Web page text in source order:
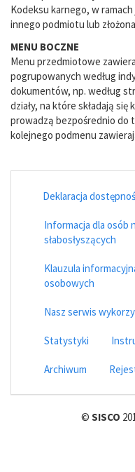
Kodeksu karnego, w
innego podmiotu lub
MENU BOCZNE
Menu przedmiotowe
pogrupowanych według
dokumentów, np. według
działy, na które składają
prowadzą bezpośrednio do
kolejnego podmenu
Deklaracja
Informacja dla osób
słabosłyszących
Klauzula
osobowych
Nasz serwis
Statystyki
Archiwum
© SISCO